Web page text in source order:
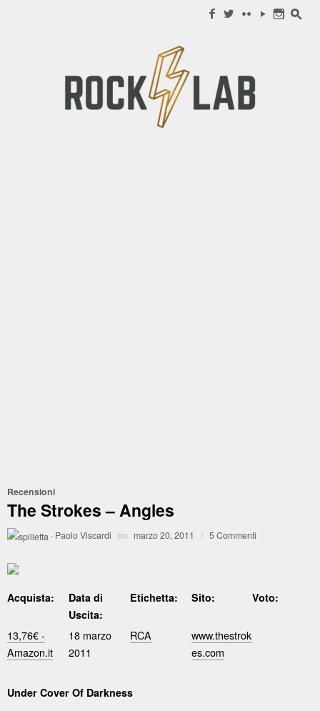
f w c y n s
Recensioni
The Strokes – Angles
· Paolo Viscardi on marzo 20, 2011 / 5 Commenti
Acquista:
Data di
Uscita:
Etichetta: Sito: Voto:
13,76€ -
Amazon.it
18 marzo
2011
RCA
www.thestrok
es.com
Under Cover Of Darkness